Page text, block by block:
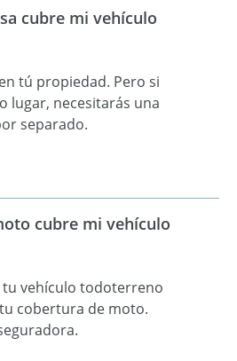
cubre mi vehículo
tú propiedad. Pero si
lugar, necesitarás una
separado.
cubre mi vehículo
tu vehículo todoterreno
cobertura de moto.